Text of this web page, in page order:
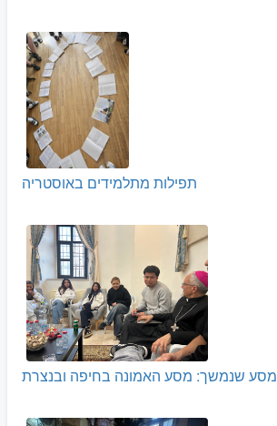
תפילות מתלמידים באוסטריה
מסע שנמשך: מסע האמונה בחיפה ובנצרת